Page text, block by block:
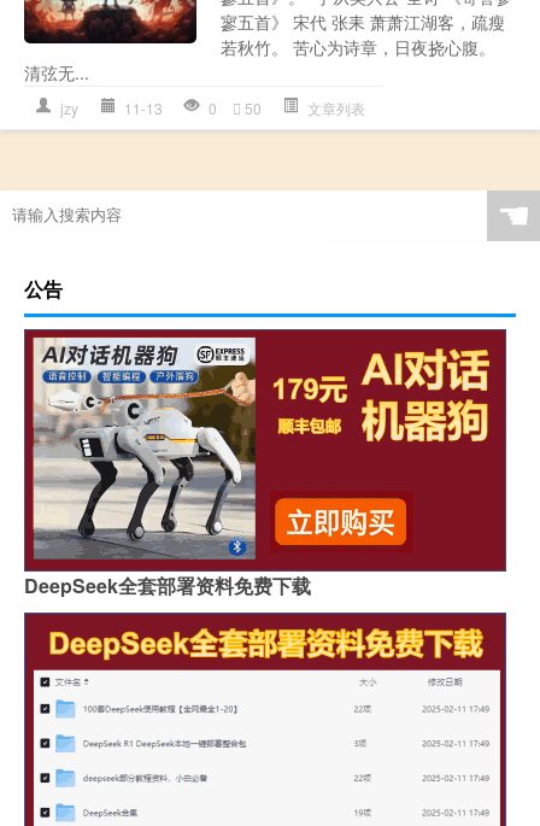
寥五首》 宋代 张耒 萧萧江湖客，疏瘦
若秋竹。 苦心为诗章，日夜挠心腹。
清弦无...
jzy 11-13 0 50 文章列表
☚
公告
DeepSeek全套部署资料免费下载